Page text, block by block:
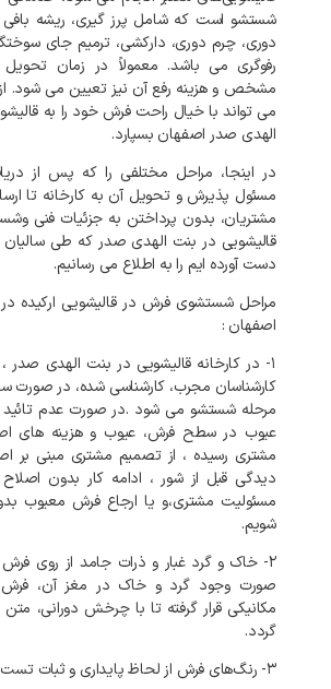
شستشو است که شامل پرز گیری، ریشه بافی
دوری، چرم دوری، دارکشی، ترمیم جای
رفوگری می باشد. معمولاً در زمان
مشخص و هزینه رفع آن نیز تعیین می شود.
می تواند با خیال راحت فرش خود را به
الهدی صدر اصفهان بسپارد.
در اینجا، مراحل مختلفی را که پس از
مسئول پذیرش و تحویل آن به کارخانه تا
مشتریان، بدون پرداختن به جزئیات فنی
قالیشویی در بنت الهدی صدر که طی سالیان
دست آورده ایم را به اطلاع می رسانیم.
مراحل شستشوی فرش در قالیشویی ارکیده
اصفهان :
۱- در کارخانه
قالیشویی در بنت الهدی صدر
کارشناسان مجرب، کارشناسی شده، در صورت
مرحله شستشو می شود .در صورت عدم تائید
عیوب در سطح فرش، عیوب و هزینه های
مشتری رسیده ، از تصمیم مشتری مبنی بر
دیدگی قبل از شور ، ادامه کار بدون
مسئولیت مشتری،و یا ارجاع فرش معیوب
شویم.
۲- خاک و گرد غبار و ذرات جامد از روی فرش
صورت وجود گرد و خاک در مغز آن،
مکانیکی قرار گرفته تا با چرخش دورانی،
گردد.
۳- رنگ‌های فرش از لحاظ پایداری و ثبات تست می شوند .